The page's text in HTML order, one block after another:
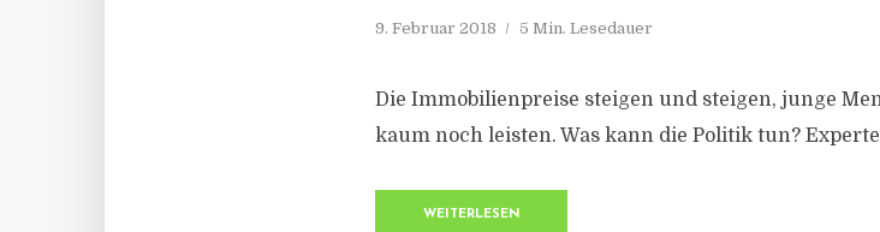
9. Februar 2018 5 Min. Lesedauer
Die Immobilienpreise steigen und steigen, junge
kaum noch leisten. Was kann die Politik tun?
WEITERLESEN